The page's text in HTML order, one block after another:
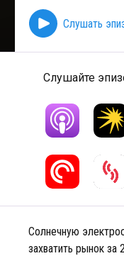
Слушать
Слушайте
Солнечную
захватить рынок